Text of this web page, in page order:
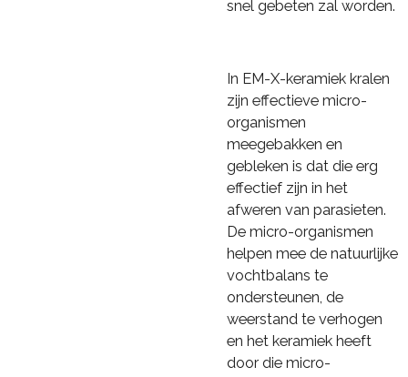
snel gebeten zal worden.
In EM-X-keramiek kralen
zijn effectieve micro-
organismen
meegebakken en
gebleken is dat die erg
effectief zijn in het
afweren van parasieten.
De micro-organismen
helpen mee de natuurlijke
vochtbalans te
ondersteunen, de
weerstand te verhogen
en het keramiek heeft
door die micro-